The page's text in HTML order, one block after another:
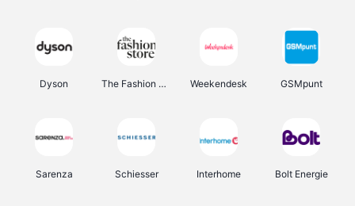
Dyson The Fashion Store Weekendesk GSMpunt
Sarenza Schiesser Interhome Bolt Energie